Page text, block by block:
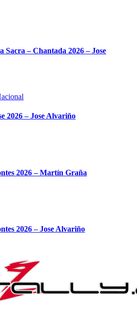
Sacra – Chantada 2026 – Jose
2026 – Jose Alvariño
2026 – Martín Graña
2026 – Jose Alvariño